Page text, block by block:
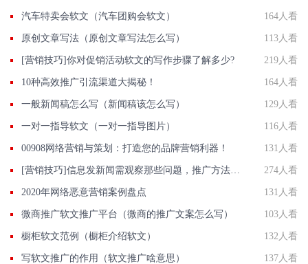
汽车特卖会软文（汽车团购会软文） 164人看
原创文章写法（原创文章写法怎么写） 113人看
[营销技巧]你对促销活动软文的写作步骤了解多少? 219人看
10种高效推广引流渠道大揭秘！ 164人看
一般新闻稿怎么写（新闻稿该怎么写） 129人看
一对一指导软文（一对一指导图片） 116人看
00908网络营销与策划：打造您的品牌营销利器！ 131人看
274人看
2020年网络恶意营销案例盘点 131人看
微商推广软文推广平台（微商的推广文案怎么写） 103人看
橱柜软文范例（橱柜介绍软文） 132人看
写软文推广的作用（软文推广啥意思） 137人看